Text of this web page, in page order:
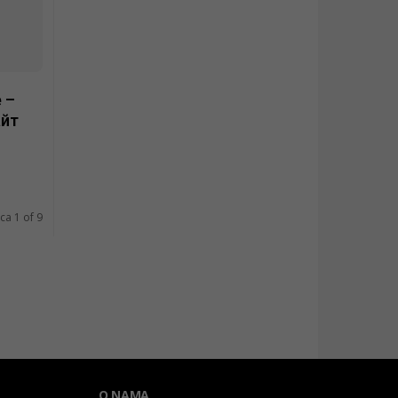
–
1 of 9
O NAMA